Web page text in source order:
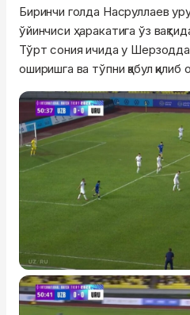
Биринчи голда Насруллаев
ўйинчиси ҳаракатига ўз
Тўрт сония ичида у
оширишга ва тўпни қабул қилиб